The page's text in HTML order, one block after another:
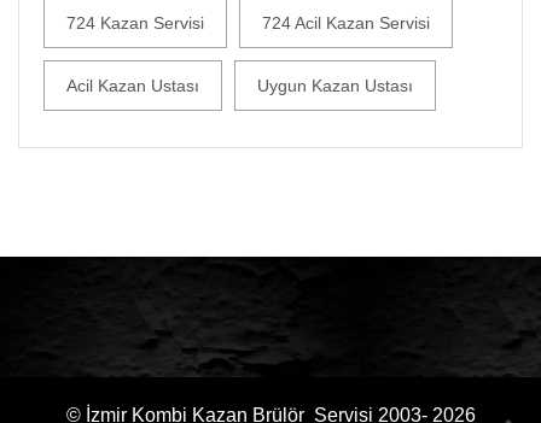
724 Kazan Servisi 724 Acil Kazan Servisi
Acil Kazan Ustası Uygun Kazan Ustası
© İzmir Kombi Kazan Brülör Servisi 2003- 2026